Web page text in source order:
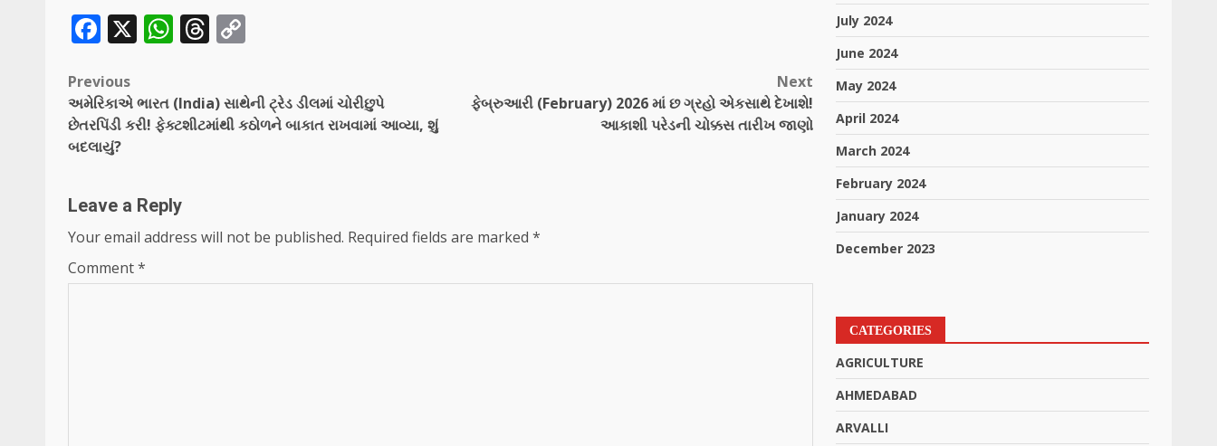
Facebook
X WhatsApp
Threads
Previous
અમેરિકાએ ભારત (India) સાથેની ટ્રેડ ડીલમાં ચોરીછુપે
છેતરપિંડી કરી! ફેક્ટશીટમાંથી કઠોળને બાકાત રાખવામાં આવ્યા, શું
બદલાયું?
Next
ફેબ્રુઆરી (February) 2026 માં છ ગ્રહો એકસાથે દેખાશે!
આકાશી પરેડની ચોક્કસ તારીખ જાણો
Leave a Reply
Your email address will not be published. Required fields are marked *
Comment*
July 2024
June 2024
May 2024
April 2024
March 2024
February 2024
January 2024
December 2023
CATEGORIES
AGRICULTURE
AHMEDABAD
ARVALLI